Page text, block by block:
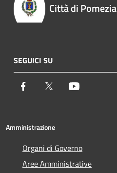
Città di Pomezia
SEGUICI SU
Facebook Twitter
Amministrazione
Organi di Governo
Aree Amministrative